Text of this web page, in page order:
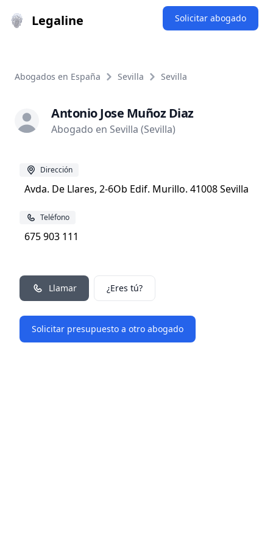
Legaline Solicitar abogado
Abogados en España Sevilla Sevilla
Antonio Jose Muñoz Diaz
Abogado en Sevilla (Sevilla)
Dirección
Avda. De Llares, 2-6Ob Edif. Murillo. 41008 Sevilla
Teléfono
675 903 111
Llamar ¿Eres tú?
Solicitar presupuesto a otro abogado